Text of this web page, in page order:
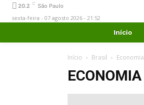
20.2 C São Paulo
sexta-feira - 07 agosto 2026 - 21:52
Início
Início Brasil Economia
ECONOMIA